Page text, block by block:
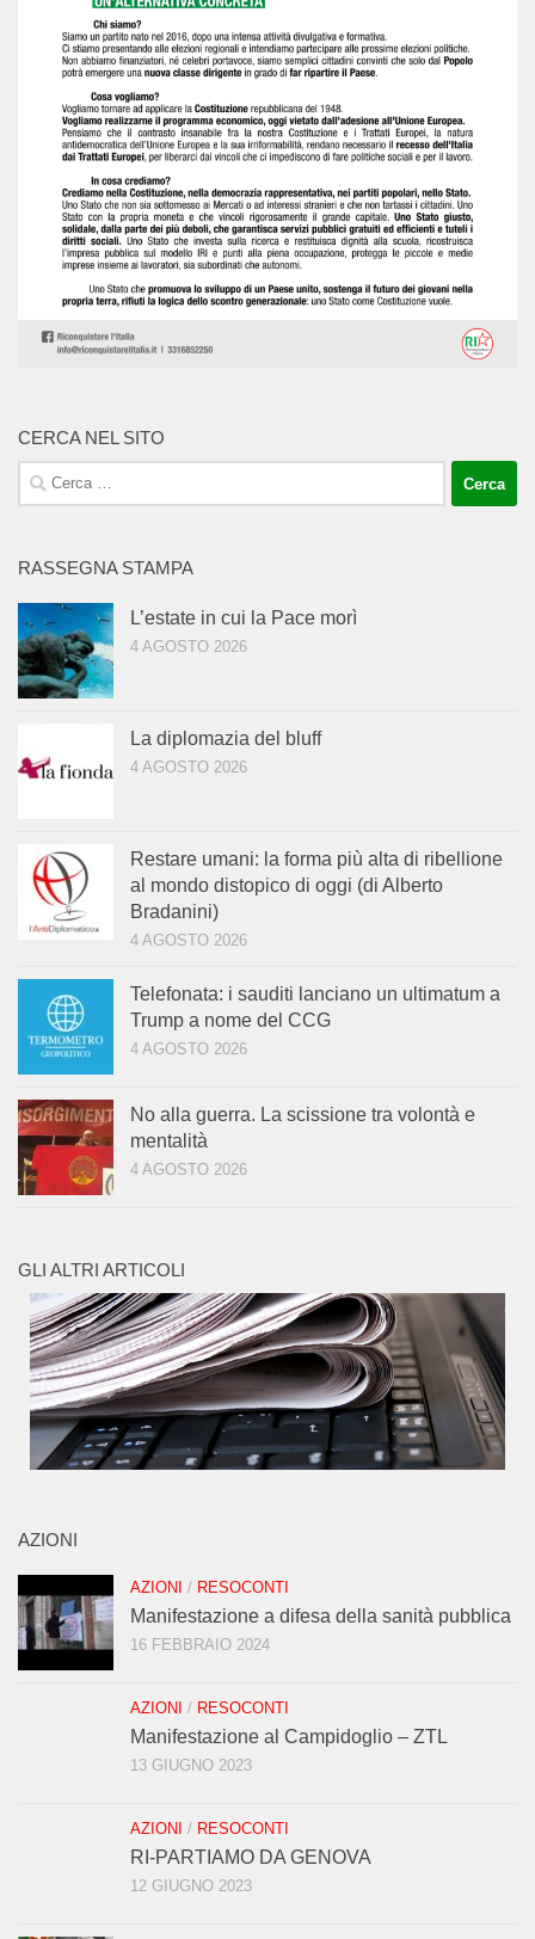
CERCA NEL SITO
Ricerca
per:
RASSEGNA STAMPA
L’estate in cui la Pace morì
4 AGOSTO 2026
La diplomazia del bluff
4 AGOSTO 2026
Restare umani: la forma più alta di ribellione
al mondo distopico di oggi (di Alberto
Bradanini)
4 AGOSTO 2026
Telefonata: i sauditi lanciano un ultimatum a
Trump a nome del CCG
4 AGOSTO 2026
No alla guerra. La scissione tra volontà e
mentalità
4 AGOSTO 2026
GLI ALTRI ARTICOLI
AZIONI
AZIONI / RESOCONTI
Manifestazione a difesa della sanità pubblica
16 FEBBRAIO 2024
AZIONI / RESOCONTI
Manifestazione al Campidoglio – ZTL
13 GIUGNO 2023
AZIONI / RESOCONTI
RI-PARTIAMO DA GENOVA
12 GIUGNO 2023